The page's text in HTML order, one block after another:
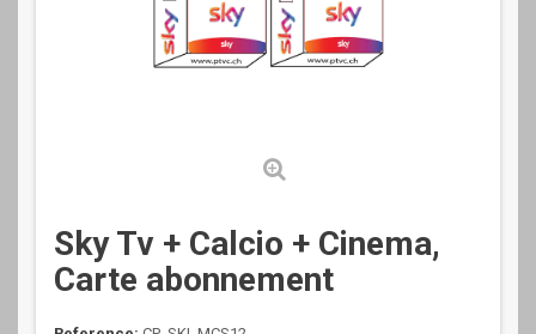
Sky Tv + Calcio + Cinema,
Carte abonnement